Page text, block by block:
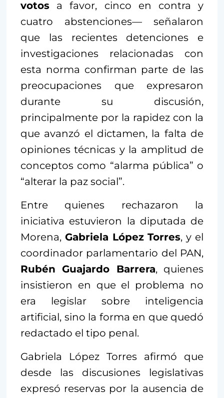
votos a favor, cinco en contra y
cuatro abstenciones— señalaron
que las recientes detenciones e
investigaciones relacionadas con
esta norma confirman parte de las
preocupaciones que expresaron
durante su discusión,
principalmente por la rapidez con la
que avanzó el dictamen, la falta de
opiniones técnicas y la amplitud de
conceptos como “alarma pública” o
“alterar la paz social”.
Entre quienes rechazaron la
iniciativa estuvieron la diputada de
Morena, Gabriela López Torres, y el
coordinador parlamentario del PAN,
Rubén Guajardo Barrera, quienes
insistieron en que el problema no
era legislar sobre inteligencia
artificial, sino la forma en que quedó
redactado el tipo penal.
Gabriela López Torres afirmó que
desde las discusiones legislativas
expresó reservas por la ausencia de